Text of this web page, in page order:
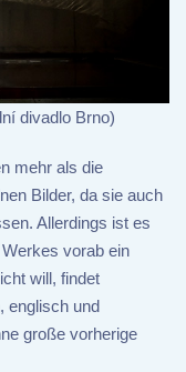
divadlo Brno)
mehr als die
Bilder, da sie auch
Allerdings ist es
vorab ein
will, findet
englisch und
große vorherige